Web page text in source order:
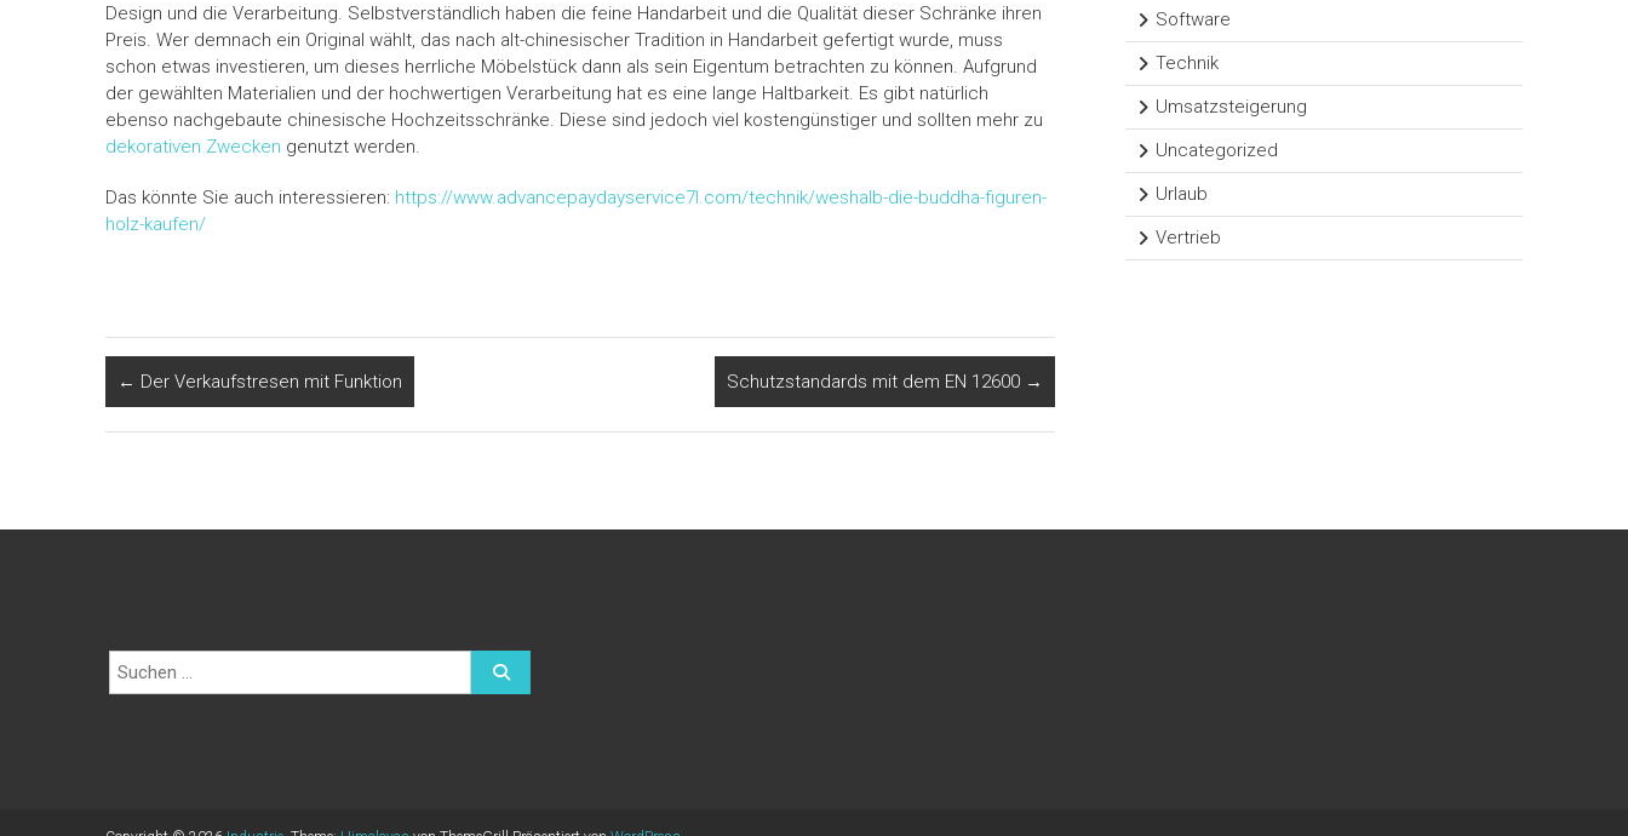
Design und die Verarbeitung. Selbstverständlich haben die feine Handarbeit und die Qualität dieser Schränke ihren
Preis. Wer demnach ein Original wählt, das nach alt-chinesischer Tradition in Handarbeit gefertigt wurde, muss
schon etwas investieren, um dieses herrliche Möbelstück dann als sein Eigentum betrachten zu können. Aufgrund
der gewählten Materialien und der hochwertigen Verarbeitung hat es eine lange Haltbarkeit. Es gibt natürlich
ebenso nachgebaute chinesische Hochzeitsschränke. Diese sind jedoch viel kostengünstiger und sollten mehr zu
dekorativen Zwecken genutzt werden.
Das könnte Sie auch interessieren: https://www.advancepaydayservice7l.com/technik/weshalb-die-buddha-figuren-
holz-kaufen/
← Der Verkaufstresen mit Funktion Schutzstandards mit dem EN 12600 →
Software
Technik
Umsatzsteigerung
Uncategorized
Urlaub
Vertrieb